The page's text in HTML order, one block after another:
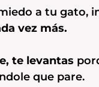
a tu gato,
vez más.
te levantas
que pare.